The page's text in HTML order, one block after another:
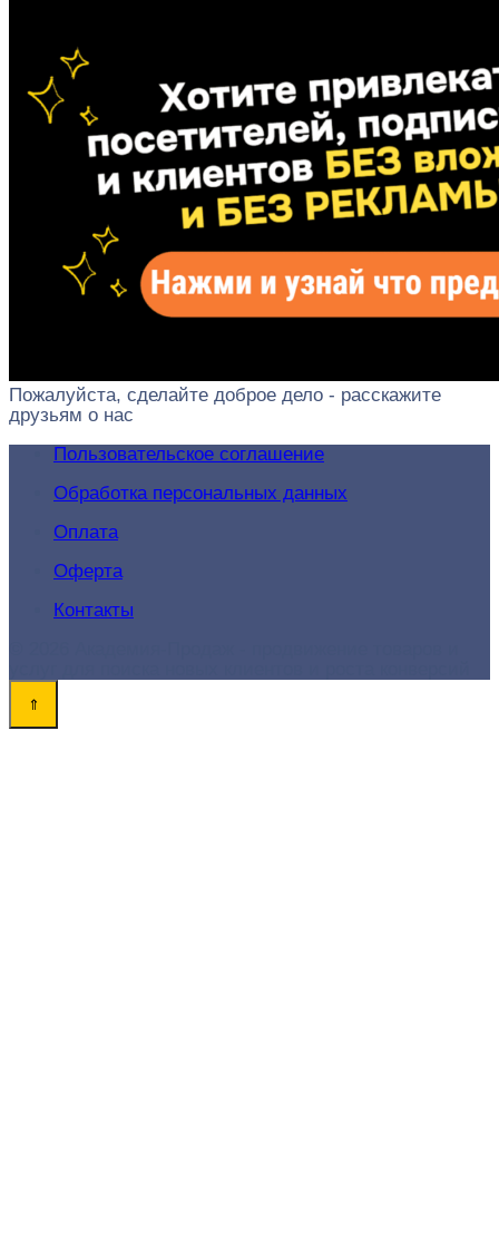
Пожалуйста, сделайте доброе дело - расскажите
друзьям о нас
Пользовательское соглашение
Обработка персональных данных
Оплата
Оферта
Контакты